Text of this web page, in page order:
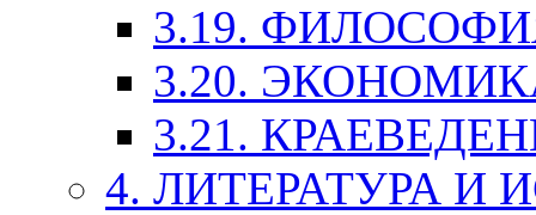
3.19.
3.20.
3.21.
4. ЛИТЕРАТУРА И